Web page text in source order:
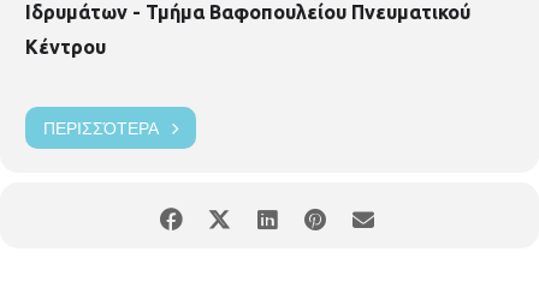
Ιδρυμάτων - Τμήμα Βαφοπουλείου Πνευματικού
Κέντρου
ΠΕΡΙΣΣΌΤΕΡΑ